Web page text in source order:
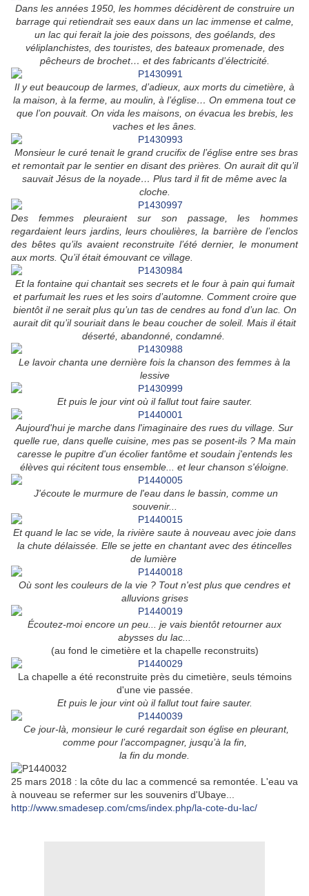
Dans les années 1950, les hommes décidèrent de construire un
barrage qui retiendrait ses eaux dans un lac immense et calme,
un lac qui ferait la joie des poissons, des goélands, des
véliplanchistes, des touristes, des bateaux promenade, des
pêcheurs de brochet… et des fabricants d’électricité.
Il y eut beaucoup de larmes, d’adieux, aux morts du cimetière, à
la maison, à la ferme, au moulin, à l’église… On emmena tout ce
que l’on pouvait. On vida les maisons, on évacua les brebis, les
vaches et les ânes.
Monsieur le curé tenait le grand crucifix de l’église entre ses bras
et remontait par le sentier en disant des prières. On aurait dit qu’il
sauvait Jésus de la noyade… Plus tard il fit de même avec la
cloche.
Des femmes pleuraient sur son passage, les hommes
regardaient leurs jardins, leurs choulières, la barrière de l’enclos
des bêtes qu’ils avaient reconstruite l’été dernier, le monument
aux morts. Qu’il était émouvant ce village.
Et la fontaine qui chantait ses secrets et le four à pain qui fumait
et parfumait les rues et les soirs d’automne. Comment croire que
bientôt il ne serait plus qu’un tas de cendres au fond d’un lac. On
aurait dit qu’il souriait dans le beau coucher de soleil. Mais il était
déserté, abandonné, condamné.
Le lavoir chanta une dernière fois la chanson des femmes à la
lessive
Et puis le jour vint où il fallut tout faire sauter.
Aujourd'hui je marche dans l'imaginaire des rues du village. Sur
quelle rue, dans quelle cuisine, mes pas se posent-ils ? Ma main
caressele pupitre d'un écolier fantôme et soudain j'entends les
élèves qui récitent tous ensemble... et leur chanson s'éloigne.
J'écoute le murmure de l'eau dans le bassin, comme un
souvenir...
Et quand le lac se vide, la rivière saute à nouveau avec joie dans
la chute délaissée. Elle se jette en chantant avec des étincelles
de lumière
Où sont les couleurs de la vie ? Tout n'est plus que cendres et
alluvions grises
Écoutez-moi encore un peu... je vais bientôt retourner aux
abysses du lac...
(au fond le cimetière et la chapelle reconstruits)
La chapelle a été reconstruite près du cimetière, seuls témoins
d'une vie passée.
Et puis le jour vint où il fallut tout faire sauter.
Ce jour-là, monsieur le curé regardait son église en pleurant,
comme pour l’accompagner, jusqu’à la fin,
la fin du monde.
25 mars 2018 : la côte du lac a commencé sa remontée. L'eau va
à nouveau se refermer sur les souvenirs d'Ubaye...
http://www.smadesep.com/cms/index.php/la-cote-du-lac/